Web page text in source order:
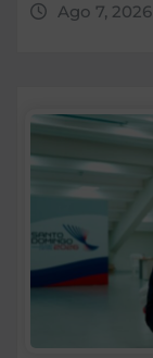
Ago 7, 2026